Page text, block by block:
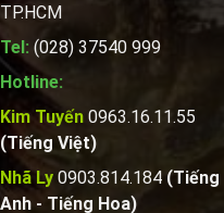
TP.HCM
Tel: (028) 37540 999
Hotline:
Kim Tuyến 0963.16.11.55
(Tiếng Việt)
Nhã Ly 0903.814.184 (Tiếng
Anh - Tiếng Hoa)